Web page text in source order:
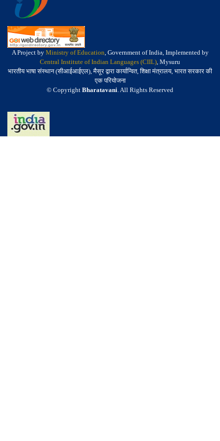
A Project by Ministry of Education, Government of India, Implemented by
Central Institute of Indian Languages (CIIL), Mysuru
भारतीय भाषा संस्थान (सीआईआईएल), मैसूर द्वारा कार्यान्वित, शिक्षा मंत्रालय, भारत सरकार की
एक परियोजना
© Copyright Bharatavani. All Rights Reserved